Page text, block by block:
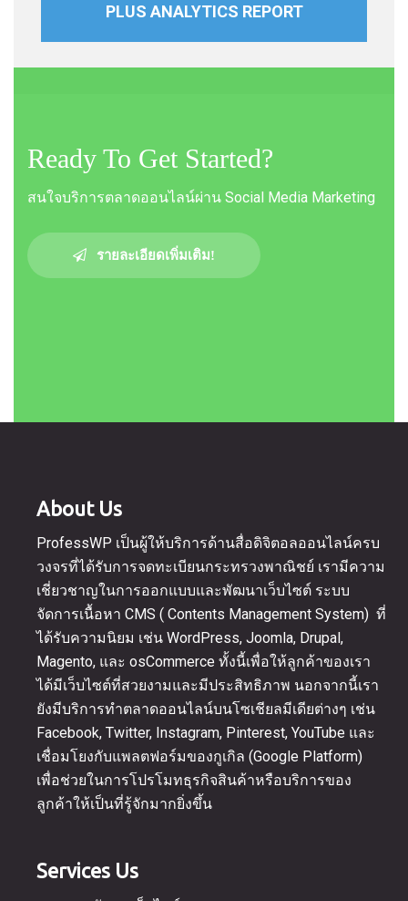
Ready To Get Started?
สนใจบริการตลาดออนไลน์ผ่าน Social Media Marketing
รายละเอียดเพิ่มเติม!
About Us
ProfessWP เป็นผู้ให้บริการด้านสื่อดิจิตอลออนไลน์ครบ
วงจรที่ได้รับการจดทะเบียนกระทรวงพาณิชย์ เรามีความ
เชี่ยวชาญในการออกแบบและพัฒนาเว็บไซต์ ระบบ
จัดการเนื้อหา CMS ( Contents Management System) ที่
ได้รับความนิยม เช่น WordPress, Joomla, Drupal,
Magento, และ osCommerce ทั้งนี้เพื่อให้ลูกค้าของเรา
ได้มีเว็บไซต์ที่สวยงามและมีประสิทธิภาพ นอกจากนี้เรา
ยังมีบริการทำตลาดออนไลน์บนโซเชียลมีเดียต่างๆ เช่น
Facebook, Twitter, Instagram, Pinterest, YouTube และ
เชื่อมโยงกับแพลตฟอร์มของกูเกิล (Google Platform)
เพื่อช่วยในการโปรโมทธุรกิจสินค้าหรือบริการของ
ลูกค้าให้เป็นที่รู้จักมากยิ่งขึ้น
Services Us